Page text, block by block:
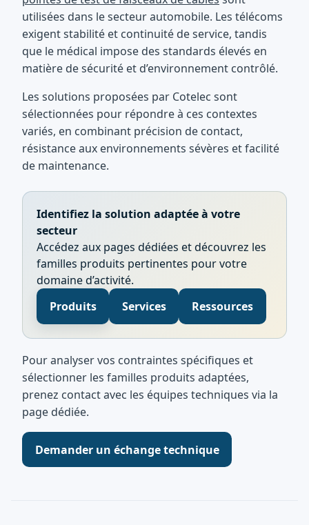
utilisées dans le secteur automobile. Les télécoms
exigent stabilité et continuité de service, tandis
que le médical impose des standards élevés en
matière de sécurité et d’environnement contrôlé.
Les solutions proposées par Cotelec sont
sélectionnées pour répondre à ces contextes
variés, en combinant précision de contact,
résistance aux environnements sévères et facilité
de maintenance.
Identifiez la solution adaptée à votre
secteur
Accédez aux pages dédiées et découvrez les
familles produits pertinentes pour votre
domaine d’activité.
Produits
Services Ressources
Pour analyser vos contraintes spécifiques et
sélectionner les familles produits adaptées,
prenez contact avec les équipes techniques via la
page dédiée.
Demander un échange technique